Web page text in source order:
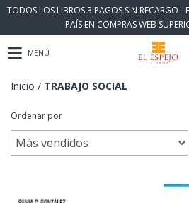
TODOS LOS LIBROS 3 PAGOS SIN RECARGO -
PAÍS EN COMPRAS WEB
MENÚ
Inicio / TRABAJO SOCIAL
Ordenar por